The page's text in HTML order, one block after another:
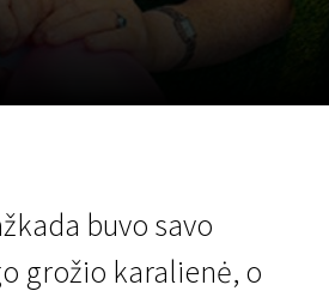
buvo savo
grožio karalienė, o